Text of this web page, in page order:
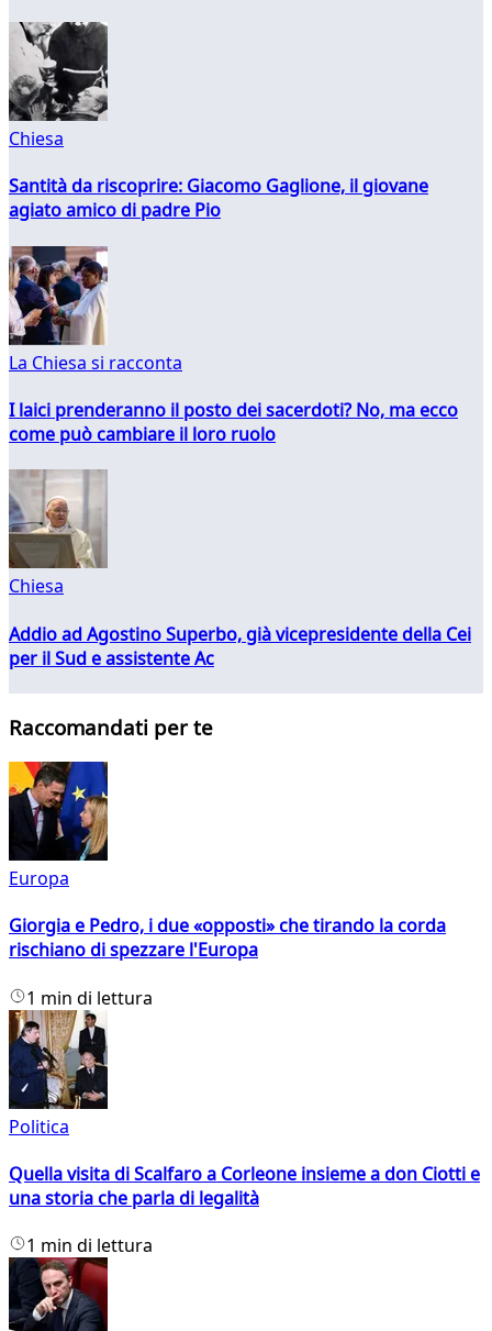
Chiesa
Santità da riscoprire: Giacomo Gaglione, il giovane
agiato amico di padre Pio
La Chiesa si racconta
I laici prenderanno il posto dei sacerdoti? No, ma ecco
come può cambiare il loro ruolo
Chiesa
Addio ad Agostino Superbo, già vicepresidente della Cei
per il Sud e assistente Ac
Raccomandati per te
Europa
Giorgia e Pedro, i due «opposti» che tirando la corda
rischiano di spezzare l'Europa
1 min di lettura
Politica
Quella visita di Scalfaro a Corleone insieme a don Ciotti e
una storia che parla di legalità
1 min di lettura